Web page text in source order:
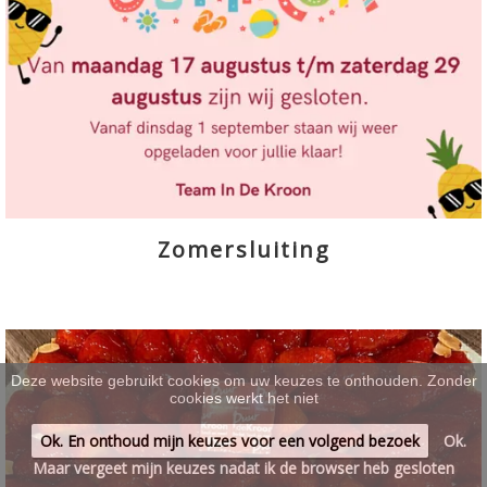
SCHOTELS
>
WERKEN & LEREN >
Zomersluiting
Deze website gebruikt cookies om uw keuzes te onthouden. Zonder
cookies werkt het niet
Ok. En onthoud mijn keuzes voor een volgend bezoek
Ok.
Maar vergeet mijn keuzes nadat ik de browser heb gesloten